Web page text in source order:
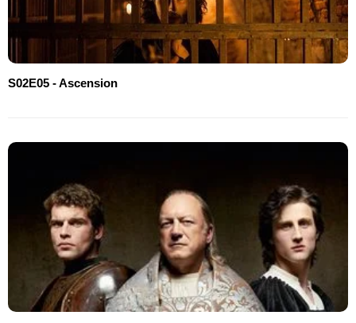
S02E05 - Ascension